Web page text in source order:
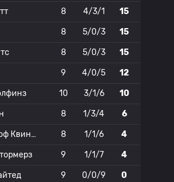
8 4/3/1 15
8 5/0/3 15
8 5/0/3 15
9 4/0/5 12
10 3/1/6 10
8 1/3/4 6
Университи оф Квинсленд 8 1/1/6 4
9 1/1/7 4
9 0/0/9 0